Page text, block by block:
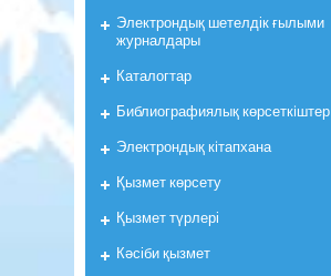
Электрондық шетелдік ғылыми
журналдары
Каталогтар
Библиографиялық көрсеткiштер
Электрондық кiтапхана
Қызмет көрсету
Қызмет түрлері
Кәсіби қызмет